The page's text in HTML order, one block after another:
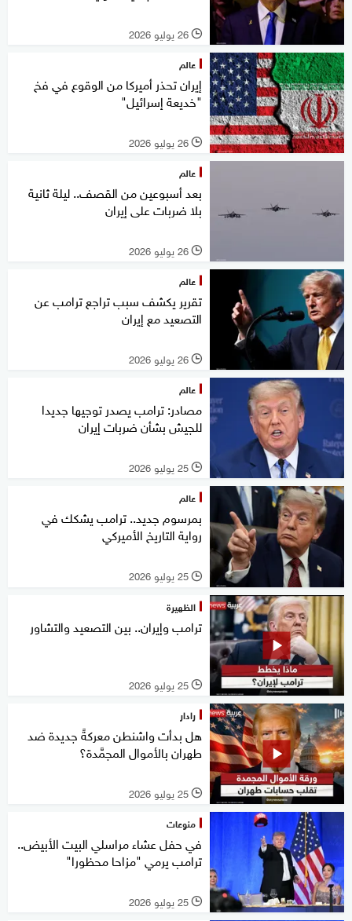
l 26 يوليو 2026
عالم
إيران تحذر أميركا من الوقوع في فخ
"خديعة إسرائيل"
l 26 يوليو 2026
عالم
بعد أسبوعين من القصف.. ليلة ثانية
بلا ضربات على إيران
l 26 يوليو 2026
عالم
تقرير يكشف سبب تراجع ترامب عن
التصعيد مع إيران
l 26 يوليو 2026
عالم
مصادر: ترامب يصدر توجيها جديدا
للجيش بشأن ضربات إيران
l 25 يوليو 2026
عالم
بمرسوم جديد.. ترامب يشكك في
رواية التاريخ الأميركي
l 25 يوليو 2026
الظهيرة
ترامب وإيران.. بين التصعيد والتشاور
l 25 يوليو 2026
رادار
هل بدأت واشنطن معركةً جديدة ضد
طهران بالأموال المجمَّدة؟
l 25 يوليو 2026
منوعات
في حفل عشاء مراسلي البيت الأبيض..
ترامب يرمي "مزاحا محظورا"
l 25 يوليو 2026